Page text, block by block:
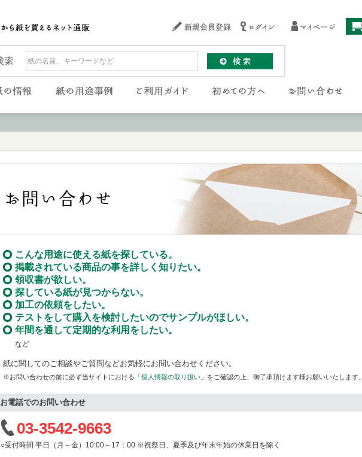
こんな用途に使える紙を探している。
掲載されている商品の事を詳しく知りたい。
領収書が欲しい。
探している紙が見つからない。
加工の依頼をしたい。
テストをして購入を検討したいのでサンプルがほしい。
年間を通して定期的な利用をしたい。
など
紙に関してのご相談やご質問などお気軽にお問い合わせください。
※お問い合わせの前に必ず当サイトにおける「個人情報の取り扱い 」をご確認の上、御了承頂けます様お願いいたします。
お電話でのお問い合わせ
03-3542-9663
○受付時間 平日（月～金）10:00～17：00 ※祝祭日、夏季及び年末年始の休業日を除く